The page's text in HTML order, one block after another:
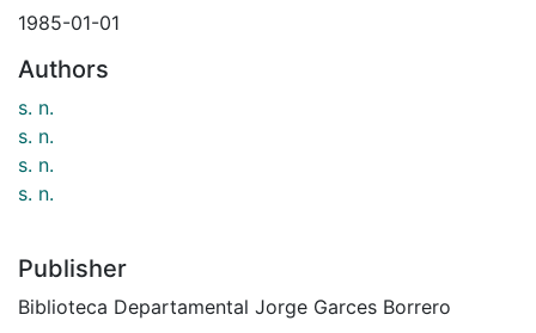
1985-01-01
Authors
s. n.
s. n.
s. n.
s. n.
Publisher
Biblioteca Departamental Jorge Garces Borrero